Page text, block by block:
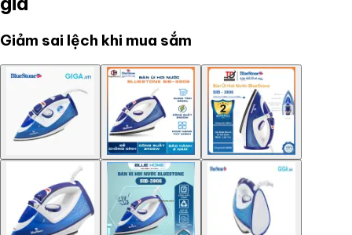
Giảm sai lệch khi mua sắm